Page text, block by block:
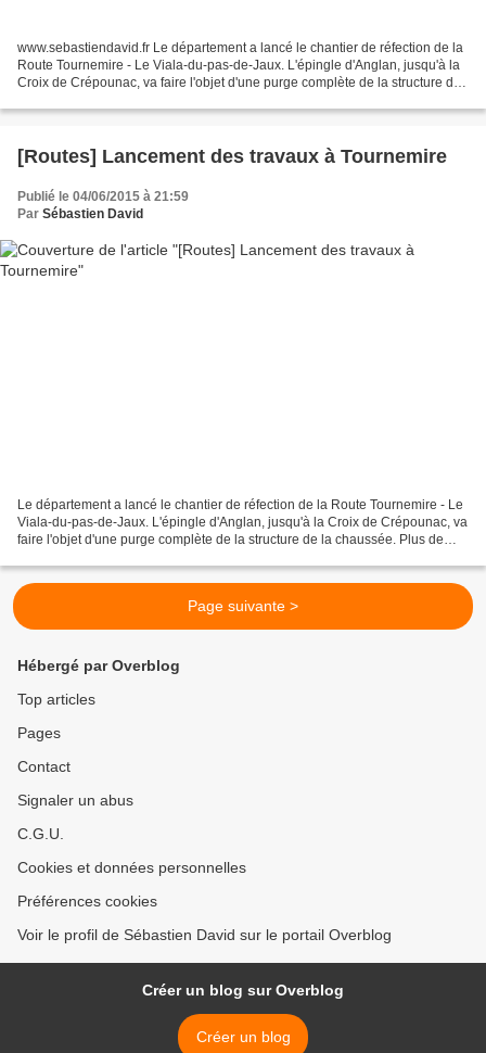
www.sebastiendavid.fr Le département a lancé le chantier de réfection de la
Route Tournemire - Le Viala-du-pas-de-Jaux. L'épingle d'Anglan, jusqu'à la
Croix de Crépounac, va faire l'objet d'une purge complète de la structure de
[Routes] Lancement des travaux à Tournemire
Publié le 04/06/2015 à 21:59
Par Sébastien David
Le département a lancé le chantier de réfection de la Route Tournemire - Le
Viala-du-pas-de-Jaux. L'épingle d'Anglan, jusqu'à la Croix de Crépounac, va
faire l'objet d'une purge complète de la structure de la chaussée. Plus de
Page suivante >
Hébergé par Overblog
Top articles
Pages
Contact
Signaler un abus
C.G.U.
Cookies et données personnelles
Préférences cookies
Voir le profil de Sébastien David sur le portail Overblog
Créer un blog sur Overblog
Créer un blog